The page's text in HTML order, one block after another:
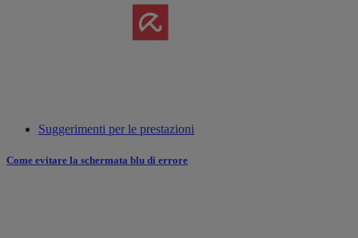
Suggerimenti per le prestazioni
Come evitare la schermata blu di errore